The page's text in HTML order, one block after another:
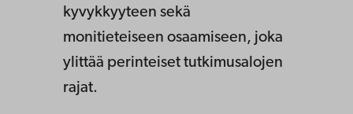
kyvykkyyteen sekä
monitieteiseen osaamiseen, joka
ylittää perinteiset tutkimusalojen
rajat.